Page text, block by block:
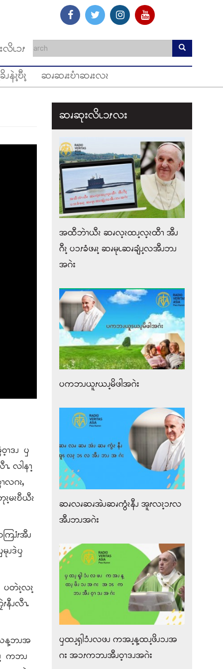
ၬၥၭ
ၪနဲၩ့ဎီၩ့ ဆၧဆၧးဎံၫဆၧးလၩ
ၫဒၪ ၦ
ႉ လါနၫ့
လဂၩႇ
မၩဎီယီၩ
ြၨၭအီၪ
ၪဒဲၦ
ပတဲၩ့လၩ့
ၪလီၫႉ
န့ဘၪအ
ကဘၪ
ဆၧဆုးလိၬ၁ၭလး
အထီဘဲၫယီၩ ဆၧလ့ၩထၪ့လ့ၩထီၫ အီၪ
ဂီၩ့ ပၥၭခံဖၧၩ့ ဆၧမုၬဆၧချံၪ့လအီၪဘၪ
အဂဲး
ပကဘၪယူၭယၪ့မိဖါအဂဲး
ဆၧလၧဆၧအဲၪဆၧကွံၩနီၪ အူၭလၩ့ၥၭလ
အီၪဘၪအဂဲး
ၦထၪ့ၡါၥံၪလဖၪ ကအၪ့န့ထၪ့ဖိၪၥၪအ
ဂး အၥၭကဘၪအီၪဝ့ၫဒၪအဂဲး